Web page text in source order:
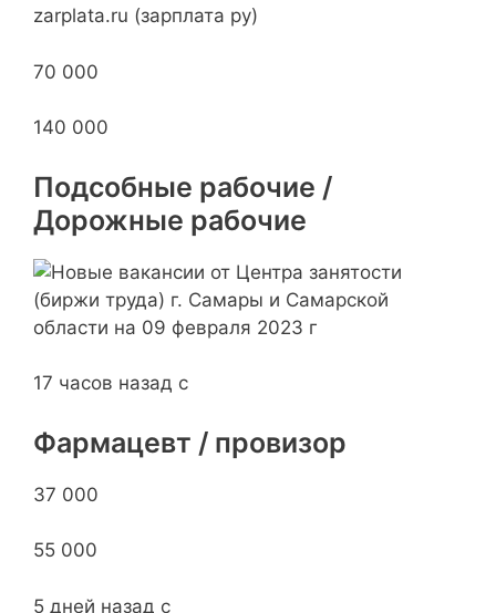
zarplata.ru (зарплата ру)
70 000
140 000
Подсобные рабочие /
Дорожные рабочие
17 часов назад с
Фармацевт / провизор
37 000
55 000
5 дней назад с